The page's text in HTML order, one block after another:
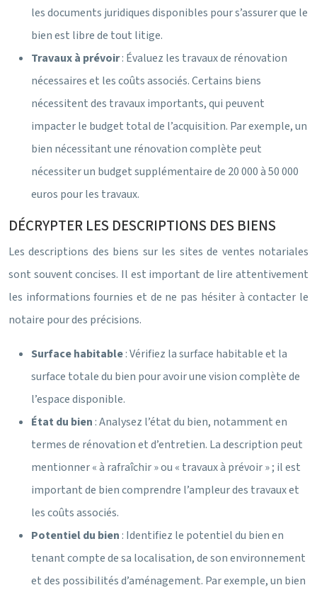
les documents juridiques disponibles pour s’assurer que le
bien est libre de tout litige.
Travaux à prévoir: Évaluez les travaux de rénovation
nécessaires et les coûts associés. Certains biens
nécessitent des travaux importants, qui peuvent
impacter le budget total de l’acquisition. Par exemple, un
bien nécessitant une rénovation complète peut
nécessiter un budget supplémentaire de 20 000 à 50 000
euros pour les travaux.
DÉCRYPTER LES DESCRIPTIONS DES BIENS
Les descriptions des biens sur les sites de ventes notariales
sont souvent concises. Il est important de lire attentivement
les informations fournies et de ne pas hésiter à contacter le
notaire pour des précisions.
Surface habitable: Vérifiez la surface habitable et la
surface totale du bien pour avoir une vision complète de
l’espace disponible.
État du bien : Analysez l’état du bien, notamment en
termes de rénovation et d’entretien. La description peut
mentionner « à rafraîchir » ou « travaux à prévoir » ; il est
important de bien comprendre l’ampleur des travaux et
les coûts associés.
Potentiel du bien : Identifiez le potentiel du bien en
tenant compte de sa localisation, de son environnement
et des possibilités d’aménagement. Par exemple, un bien